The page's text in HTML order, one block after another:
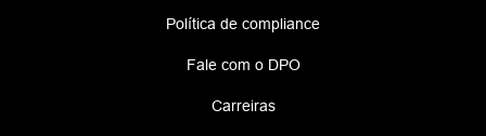
Política de compliance
Fale com o DPO
Carreiras